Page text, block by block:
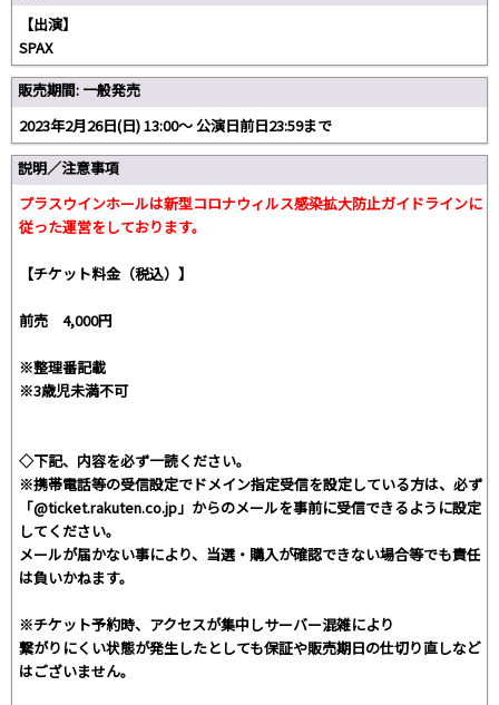
【出演】
SPAX
販売期間: 一般発売
2023年2月26日(日) 13:00〜 公演日前日23:59まで
説明／注意事項
プラスウインホールは新型コロナウィルス感染拡大防止ガイドラインに
従った運営をしております。
【チケット料金（税込）】
前売 4,000円
※整理番記載
※3歳児未満不可
◇下記、内容を必ず一読ください。
※携帯電話等の受信設定でドメイン指定受信を設定している方は、必ず
「@ticket.rakuten.co.jp」からのメールを事前に受信できるように設定
してください。
メールが届かない事により、当選・購入が確認できない場合等でも責任
は負いかねます。
※チケット予約時、アクセスが集中しサーバー混雑により
繋がりにくい状態が発生したとしても保証や販売期日の仕切り直しなど
はございません。